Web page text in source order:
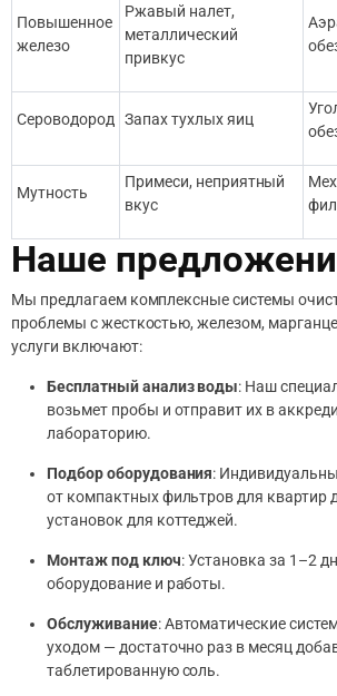
Повышенное
железо
Ржавый налет,
металлический
привкус
Сероводород Запах тухлых яиц
Мутность
Примеси, неприятный
вкус
Наше
Мы предлагаем комплексные системы
проблемы с жесткостью, железом,
услуги включают:
Бесплатный анализ воды: Наш
возьмет пробы и отправит их в
лабораторию.
Подбор оборудования:
от компактных фильтров для
установок для коттеджей.
Монтаж под ключ: Установка за 1–2
оборудование и работы.
Обслуживание: Автоматические
уходом — достаточно раз в месяц
таблетированную соль.